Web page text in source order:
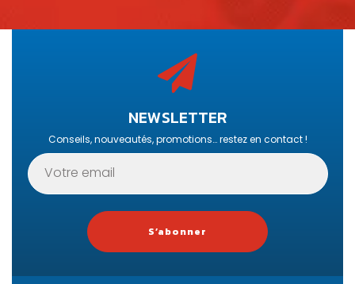
NEWSLETTER
Conseils, nouveautés, promotions… restez en contact !
S’abonner